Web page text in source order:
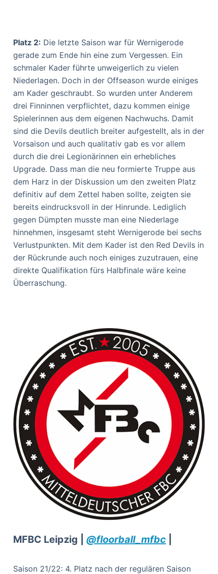
Platz 2: Die letzte Saison war für Wernigerode
gerade zum Ende hin eine zum Vergessen. Ein
schmaler Kader führte unweigerlich zu vielen
Niederlagen. Doch in der Offseason wurde einiges
am Kader geschraubt. So wurden unter Anderem
drei Finninnen verpflichtet, dazu kommen einige
Spielerinnen aus dem eigenen Nachwuchs. Damit
sind die Devils deutlich breiter aufgestellt, als in der
Vorsaison und auch qualitativ gab es vor allem
durch die drei Legionärinnen ein erhebliches
Upgrade. Dass man die neu formierte Truppe aus
dem Harz in der Diskussion um den zweiten Platz
definitiv auf dem Zettel haben sollte, zeigten sie
bereits eindrucksvoll in der Hinrunde. Lediglich
gegen Dümpten musste man eine Niederlage
hinnehmen, insgesamt steht Wernigerode bei sechs
Verlustpunkten. Mit dem Kader ist den Red Devils in
der Rückrunde auch noch einiges zuzutrauen, eine
direkte Qualifikation fürs Halbfinale wäre keine
Überraschung.
MFBC Leipzig | @floorball_mfbc|
Saison 21/22: 4. Platz nach der regulären Saison